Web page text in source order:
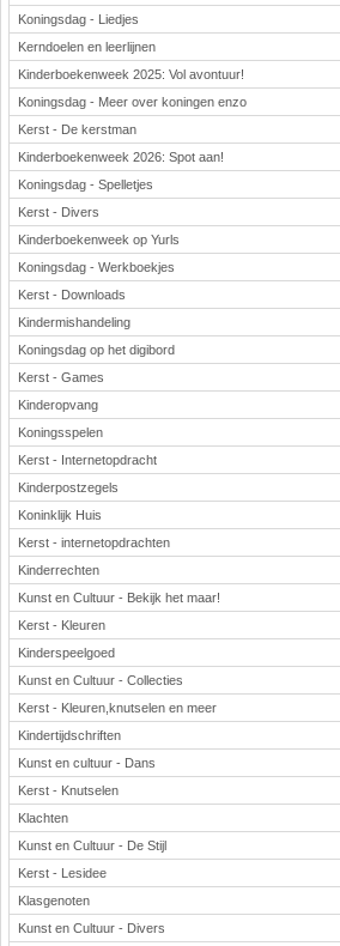
Koningsdag - Liedjes
Kerndoelen en leerlijnen
Kinderboekenweek 2025: Vol avontuur!
Koningsdag - Meer over koningen enzo
Kerst - De kerstman
Kinderboekenweek 2026: Spot aan!
Koningsdag - Spelletjes
Kerst - Divers
Kinderboekenweek op Yurls
Koningsdag - Werkboekjes
Kerst - Downloads
Kindermishandeling
Koningsdag op het digibord
Kerst - Games
Kinderopvang
Koningsspelen
Kerst - Internetopdracht
Kinderpostzegels
Koninklijk Huis
Kerst - internetopdrachten
Kinderrechten
Kunst en Cultuur - Bekijk het maar!
Kerst - Kleuren
Kinderspeelgoed
Kunst en Cultuur - Collecties
Kerst - Kleuren,knutselen en meer
Kindertijdschriften
Kunst en cultuur - Dans
Kerst - Knutselen
Klachten
Kunst en Cultuur - De Stijl
Kerst - Lesidee
Klasgenoten
Kunst en Cultuur - Divers